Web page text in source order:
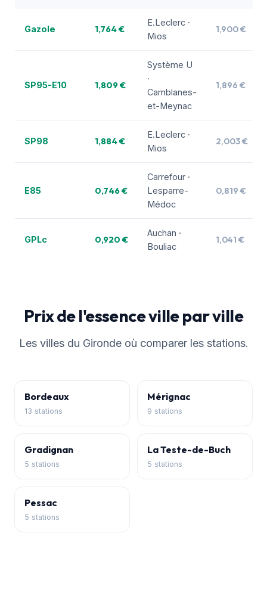
Gazole 1,764 €
E.Leclerc ·
Mios
1,900 €
SP95-E10 1,809 €
Système U
·
Camblanes-
et-Meynac
1,896 €
SP98 1,884 €
E.Leclerc ·
Mios
2,003 €
E85 0,746 €
Carrefour ·
Lesparre-
Médoc
0,819 €
GPLc 0,920 €
Auchan ·
Bouliac
1,041 €
Prix de l'essence ville par ville
Les villes du Gironde où comparer les stations.
Bordeaux
13 stations
Mérignac
9 stations
Gradignan
5 stations
La Teste-de-Buch
5 stations
Pessac
5 stations